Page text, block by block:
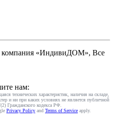
компания «ИндивиДОМ», Все
нам:
технических характеристик, наличия на складе,
и ни при каких условиях не является публичной
Гражданского кодекса РФ.
Privacy Policy and Terms of Service apply.